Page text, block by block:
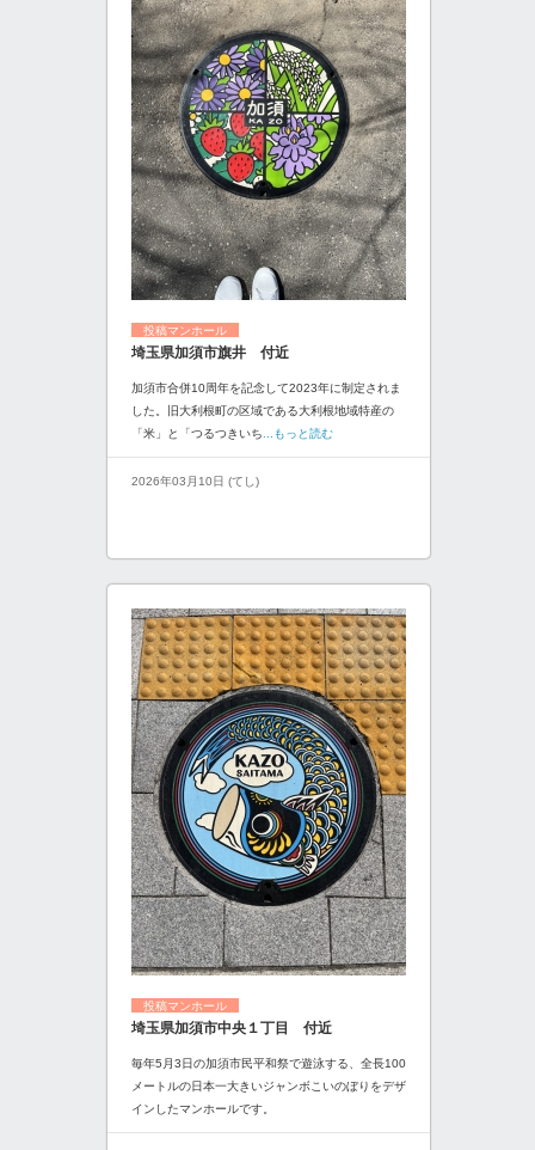
投稿マンホール
埼玉県加須市旗井 付近
加須市合併10周年を記念して2023年に制定されま
した。旧大利根町の区域である大利根地域特産の
「米」と「つるつきいち ...もっと読む
2026年03月10日 (てし)
投稿マンホール
埼玉県加須市中央１丁目 付近
毎年5月3日の加須市民平和祭で遊泳する、全長100
メートルの日本一大きいジャンボこいのぼりをデザ
インしたマンホールです。